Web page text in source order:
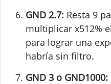
GND 2.7: Resta 9
multiplicar x512%
para lograr una
habría sin filtro.
GND 3 o GND1000: